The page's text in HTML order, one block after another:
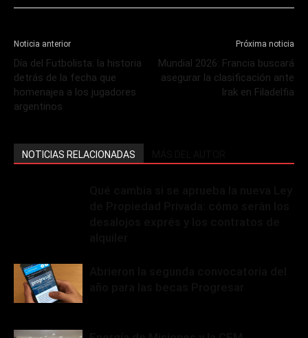
Noticia anterior
Día del Futbolista: la historia
detrás de la fecha que
homenajea a los jugadores
argentinos
Próxima noticia
Mundial 2026: Francia buscará
asegurar la clasificación ante
Irak en Filadelfia
NOTICIAS RELACIONADAS